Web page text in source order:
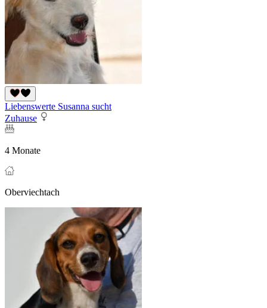
Liebenswerte Susanna sucht
Zuhause
4 Monate
Oberviechtach